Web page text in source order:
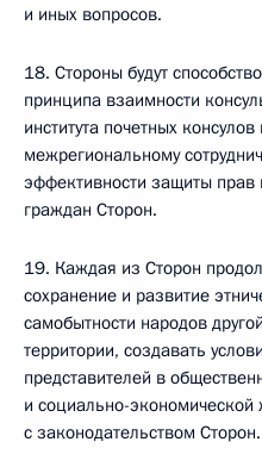
и иных вопросов.
18. Стороны будут
принципа взаимности
института почетных
межрегиональному
эффективности защиты прав
граждан Сторон.
19. Каждая из Сторон
сохранение и развитие
самобытности народов
территории, создавать
представителей в
и социально-экономической
с законодательством Сторон.